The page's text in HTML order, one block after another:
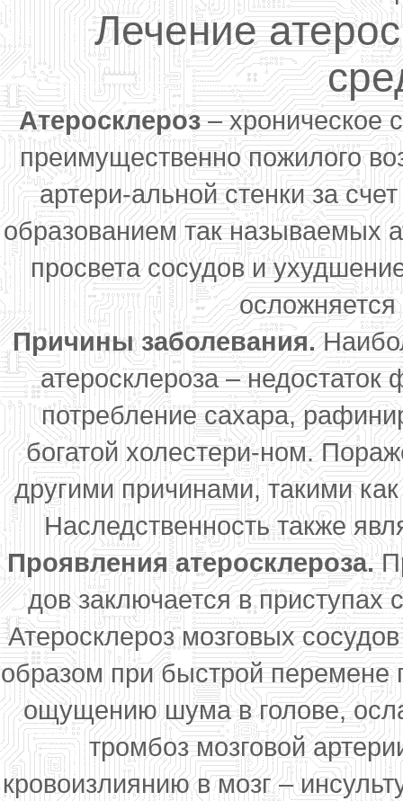
Лечение
Атеросклероз– хроническое
преимущественно пожилого
артери-альной стенки за
образованием так называемых
просвета сосудов и
Причины заболевания.
атеросклероза –
потребление сахара,
богатой холестери-ном.
другими причинами, такими
Наследственность также
Проявления атеросклероза.
дов заключается в приступах
Атеросклероз мозговых
образом при быстрой перемене
ощущению шума в голове,
тромбоз мозговой
кровоизлиянию в мозг –